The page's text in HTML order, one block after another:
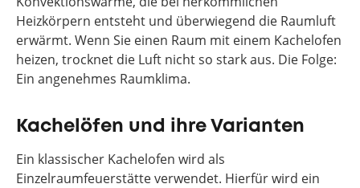
Heizkörpern entsteht und überwiegend die Raumluft
erwärmt. Wenn Sie einen Raum mit einem Kachelofen
heizen, trocknet die Luft nicht so stark aus. Die Folge:
Ein angenehmes Raumklima.
Kachelöfen und ihre Varianten
Ein klassischer Kachelofen wird als
Einzelraumfeuerstätte verwendet. Hierfür wird ein